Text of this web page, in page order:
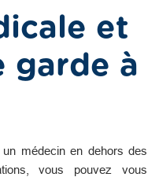
et
garde à
médecin en dehors des
vous pouvez vous